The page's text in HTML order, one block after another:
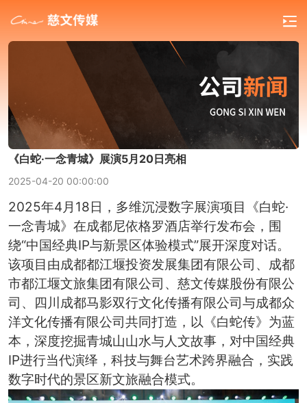
《白蛇·一念青城》展演5月20日亮相
2025-04-20 00:00:00
2025年4月18日，多维沉浸数字展演项目《白蛇·
一念青城》在成都尼依格罗酒店举行发布会，围
绕“中国经典IP与新景区体验模式”展开深度对话。
该项目由成都都江堰投资发展集团有限公司、成都
市都江堰文旅集团有限公司、慈文传媒股份有限公
司、四川成都马影双行文化传播有限公司与成都众
洋文化传播有限公司共同打造，以《白蛇传》为蓝
本，深度挖掘青城山山水与人文故事，对中国经典
IP进行当代演绎，科技与舞台艺术跨界融合，实践
数字时代的景区新文旅融合模式。